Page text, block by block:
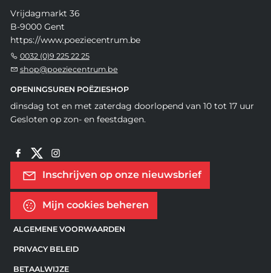
Vrijdagmarkt 36
B-9000 Gent
https://www.poeziecentrum.be
0032 (0)9 225 22 25
shop@poeziecentrum.be
OPENINGSUREN POËZIESHOP
dinsdag tot en met zaterdag doorlopend van 10 tot 17 uur
Gesloten op zon- en feestdagen.
Inschrijven op onze nieuwsbrief
Mijn cookies beheren
ALGEMENE VOORWAARDEN
PRIVACY BELEID
BETAALWIJZE